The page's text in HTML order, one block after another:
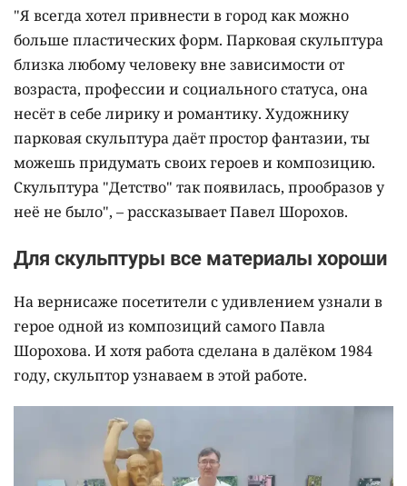
"Я всегда хотел привнести в город как можно
больше пластических форм. Парковая скульптура
близка любому человеку вне зависимости от
возраста, профессии и социального статуса, она
несёт в себе лирику и романтику. Художнику
парковая скульптура даёт простор фантазии, ты
можешь придумать своих героев и композицию.
Скульптура "Детство" так появилась, прообразов у
неё не было", – рассказывает Павел Шорохов.
Для скульптуры все материалы хороши
На вернисаже посетители с удивлением узнали в
герое одной из композиций самого Павла
Шорохова. И хотя работа сделана в далёком 1984
году, скульптор узнаваем в этой работе.